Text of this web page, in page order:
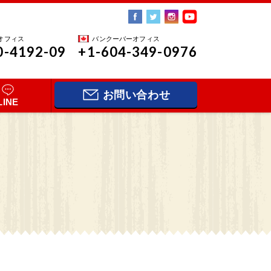
フィス
4192-09
バンクーバーオフィス
+1-604-349-0976
お問い合わせ